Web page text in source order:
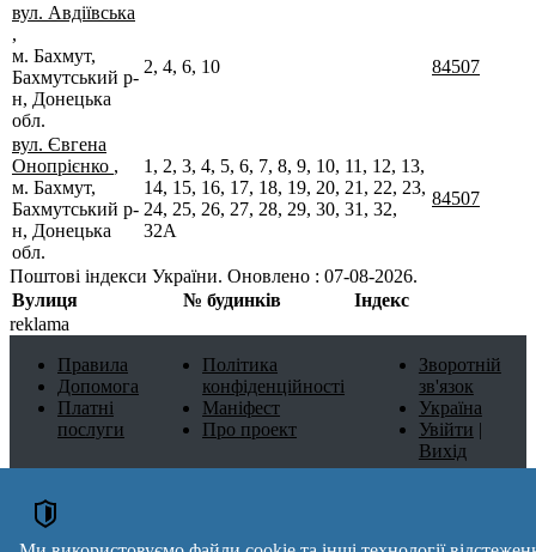
Поштові індекси України. Оновлено : 07-08-2026.
вул. Авдіївська
,
м. Бахмут,
Бахмутський р-
н, Донецька
обл.
2, 4, 6, 10 84507
вул. Євгена
Онопрієнко ,
м. Бахмут,
Бахмутський р-
н, Донецька
обл.
1, 2, 3, 4, 5, 6, 7, 8, 9, 10, 11, 12, 13,
14, 15, 16, 17, 18, 19, 20, 21, 22, 23,
24, 25, 26, 27, 28, 29, 30, 31, 32,
32А
84507
Вулиця № будинків
Індекс
reklama
Правила
Допомога
Платні
послуги
Політика
конфіденційності
Маніфест
Про проект
Зворотній
зв'язок
Україна
Увійти |
Вихід